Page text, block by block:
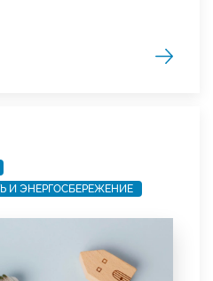
И ЭНЕРГОСБЕРЕЖЕНИЕ